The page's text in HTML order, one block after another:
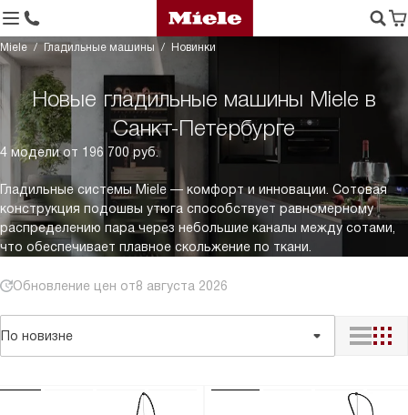
Miele Гладильные машины Новинки
Новые гладильные машины Miele в
Санкт-Петербурге
4 модели от 196 700 руб.
Гладильные системы Miele — комфорт и инновации. Сотовая
конструкция подошвы утюга способствует равномерному
распределению пара через небольшие каналы между сотами,
что обеспечивает плавное скольжение по ткани.
Обновление цен от8 августа 2026
По новизне